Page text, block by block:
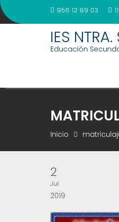
Saltar
al
956 12 89 03
IES
Educación
Inicio
2
Jul
2019